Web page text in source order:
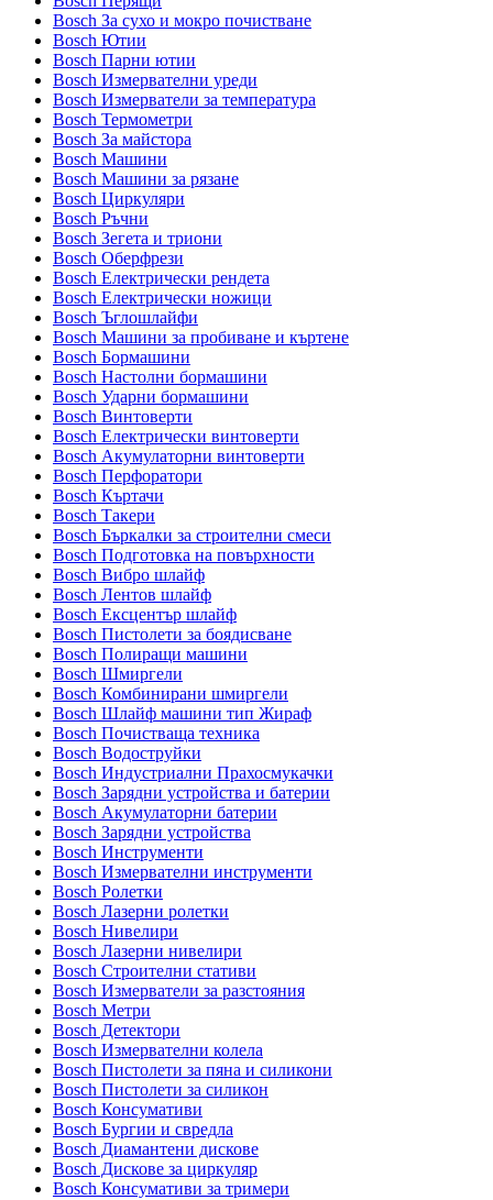
Bosch За сухо и мокро почистване
Bosch Ютии
Bosch Парни ютии
Bosch Измервателни уреди
Bosch Измерватели за температура
Bosch Термометри
Bosch За майстора
Bosch Машини
Bosch Машини за рязане
Bosch Циркуляри
Bosch Ръчни
Bosch Зегета и триони
Bosch Оберфрези
Bosch Електрически рендета
Bosch Електрически ножици
Bosch Ъглошлайфи
Bosch Машини за пробиване и къртене
Bosch Бормашини
Bosch Настолни бормашини
Bosch Ударни бормашини
Bosch Винтоверти
Bosch Електрически винтоверти
Bosch Акумулаторни винтоверти
Bosch Перфоратори
Bosch Къртачи
Bosch Такери
Bosch Бъркалки за строителни смеси
Bosch Подготовка на повърхности
Bosch Вибро шлайф
Bosch Лентов шлайф
Bosch Ексцентър шлайф
Bosch Пистолети за боядисване
Bosch Полиращи машини
Bosch Шмиргели
Bosch Комбинирани шмиргели
Bosch Шлайф машини тип Жираф
Bosch Почистваща техника
Bosch Водоструйки
Bosch Индустриални Прахосмукачки
Bosch Зарядни устройства и батерии
Bosch Акумулаторни батерии
Bosch Зарядни устройства
Bosch Инструменти
Bosch Измервателни инструменти
Bosch Ролетки
Bosch Лазерни ролетки
Bosch Нивелири
Bosch Лазерни нивелири
Bosch Строителни стативи
Bosch Измерватели за разстояния
Bosch Метри
Bosch Детектори
Bosch Измервателни колела
Bosch Пистолети за пяна и силикони
Bosch Пистолети за силикон
Bosch Консумативи
Bosch Бургии и свредла
Bosch Диамантени дискове
Bosch Дискове за циркуляр
Bosch Консумативи за тримери